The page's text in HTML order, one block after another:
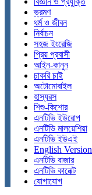
ভ্রমণ
ধর্ম ও জীবন
নির্বাচন
সহজ ইংরেজি
প্রিয় প্রবাসী
আইন-কানুন
চাকরি চাই
অটোমোবাইল
হাস্যরস
শিশু-কিশোর
এনটিভি ইউরোপ
এনটিভি মালয়েশিয়া
এনটিভি ইউএই
English Version
এনটিভি বাজার
এনটিভি কানেক্ট
যোগাযোগ